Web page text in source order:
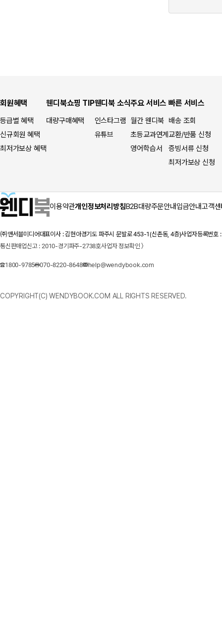
회원혜택
등급별 혜택
신규회원 혜택
최저가보상 혜택
웬디북쇼핑 TIP
대량구매혜택
웬디북 소식
인스타그램
유튜브
주요 서비스
월간 웬디북
초등교과연계
영어학습서
빠른 서비스
배송 조회
교환/반품 신청
증빙서류 신청
최저가보상 신청
이용약관개인정보처리방침B2B대량주문안내입금안내고객
㈜앤서블미디어대표이사 : 김현아경기도 파주시 문발로 453-1(신촌동, 4층)사업자등록번
통신판매업신고 : 2010-경기파주-2738호사업자 정보확인 〉
1800-9785 070-8220-8648 help@wendybook.com
COPYRIGHT(C) WENDYBOOK.COM ALL RIGHTS RESERVED.